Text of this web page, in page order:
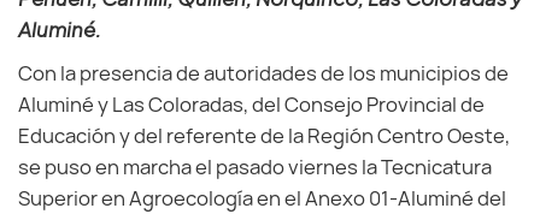
Aluminé.
Con la presencia de autoridades de los municipios de
Aluminé y Las Coloradas, del Consejo Provincial de
Educación y del referente de la Región Centro Oeste,
se puso en marcha el pasado viernes la Tecnicatura
Superior en Agroecología en el Anexo 01-Aluminé del